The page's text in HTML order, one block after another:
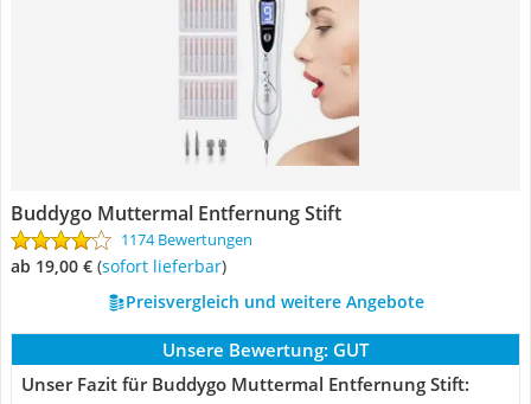
Buddygo Muttermal Entfernung Stift
1174 Bewertungen
ab 19,00 € ( Sofort lieferbar)
Preisvergleich und weitere Angebote
Unsere Bewertung: GUT
Unser Fazit für Buddygo Muttermal Entfernung Stift: